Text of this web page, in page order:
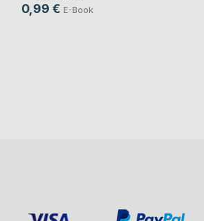
0,99 € E-Book